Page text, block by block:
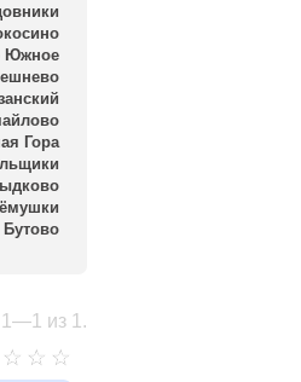
Южное
Гора
1—1 из 1.